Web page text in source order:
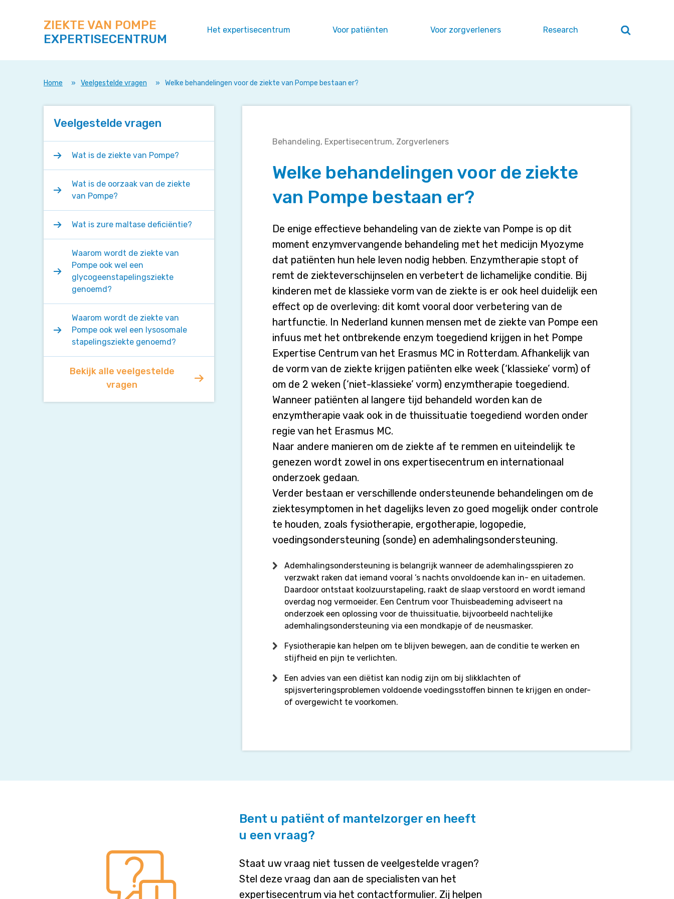
naar
content
deze
site
ZIEKTE VAN POMPE
EXPERTISECENTRUM
Het expertisecentrum Voor patiënten Voor zorgverleners Research Zoeken
sluiten
Home » Veelgestelde vragen » Welke behandelingen voor de ziekte van Pompe bestaan er?
Welke
voor
de
van
bestaan
Behandeling Expertisecentrum Zorgverleners
Welke behandelingen voor de ziekte
van Pompe bestaan er?
De enige effectieve behandeling van de ziekte van Pompe is op dit
moment enzymvervangende behandeling met het medicijn Myozyme
dat patiënten hun hele leven nodig hebben. Enzymtherapie stopt of
remt de ziekteverschijnselen en verbetert de lichamelijke conditie. Bij
kinderen met de klassieke vorm van de ziekte is er ook heel duidelijk een
effect op de overleving: dit komt vooral door verbetering van de
hartfunctie. In Nederland kunnen mensen met de ziekte van Pompe een
infuus met het ontbrekende enzym toegediend krijgen in het Pompe
Expertise Centrum van het Erasmus MC in Rotterdam. Afhankelijk van
de vorm van de ziekte krijgen patiënten elke week (‘klassieke’ vorm) of
om de 2 weken (‘niet-klassieke’ vorm) enzymtherapie toegediend.
Wanneer patiënten al langere tijd behandeld worden kan de
enzymtherapie vaak ook in de thuissituatie toegediend worden onder
regie van het Erasmus MC.
Naar andere manieren om de ziekte af te remmen en uiteindelijk te
genezen wordt zowel in ons expertisecentrum en internationaal
onderzoek gedaan.
Verder bestaan er verschillende ondersteunende behandelingen om de
ziektesymptomen in het dagelijks leven zo goed mogelijk onder controle
te houden, zoals fysiotherapie, ergotherapie, logopedie,
voedingsondersteuning (sonde) en ademhalingsondersteuning.
Ademhalingsondersteuning is belangrijk wanneer de ademhalingsspieren zo
verzwakt raken dat iemand vooral ’s nachts onvoldoende kan in- en uitademen.
Daardoor ontstaat koolzuurstapeling, raakt de slaap verstoord en wordt iemand
overdag nog vermoeider. Een Centrum voor Thuisbeademing adviseert na
onderzoek een oplossing voor de thuissituatie, bijvoorbeeld nachtelijke
ademhalingsondersteuning via een mondkapje of de neusmasker.
Fysiotherapie kan helpen om te blijven bewegen, aan de conditie te werken en
stijfheid en pijn te verlichten.
Een advies van een diëtist kan nodig zijn om bij slikklachten of
spijsverteringsproblemen voldoende voedingsstoffen binnen te krijgen en onder-
of overgewicht te voorkomen.
Veelgestelde vragen
Wat is de ziekte van Pompe?
Wat is de oorzaak van de ziekte
van Pompe?
Wat is zure maltase deficiëntie?
Waarom wordt de ziekte van
Pompe ook wel een
glycogeenstapelingsziekte
genoemd?
Waarom wordt de ziekte van
Pompe ook wel een lysosomale
stapelingsziekte genoemd?
Bekijk alle veelgestelde
vragen
Bent u patiënt of mantelzorger en heeft
u een vraag?
Staat uw vraag niet tussen de veelgestelde vragen?
Stel deze vraag dan aan de specialisten van het
expertisecentrum via het contactformulier. Zij helpen